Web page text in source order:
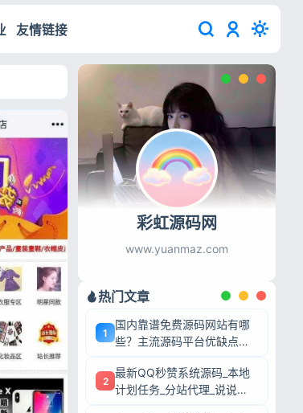
友情链接
彩虹源码网
www.yuanmaz.com
热门文章
1
国内靠谱免费源码网站有哪
些？主流源码平台优缺点深
2
最新QQ秒赞系统源码_本地
计划任务_分站代理_说说赞